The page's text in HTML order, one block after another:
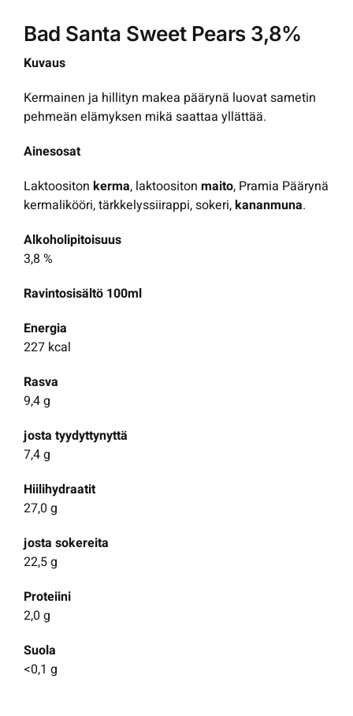
Bad Santa Sweet Pears 3,8%
Kuvaus
Kermainen ja hillityn makea päärynä luovat sametin
pehmeän elämyksen mikä saattaa yllättää.
Ainesosat
Laktoositon kerma, laktoositon maito, Pramia Päärynä
kermalikööri, tärkkelyssiirappi, sokeri,kananmuna.
Alkoholipitoisuus
3,8 %
Ravintosisältö 100ml
Energia
227 kcal
Rasva
9,4 g
josta tyydyttynyttä
7,4 g
Hiilihydraatit
27,0 g
josta sokereita
22,5 g
Proteiini
2,0 g
Suola
<0,1 g